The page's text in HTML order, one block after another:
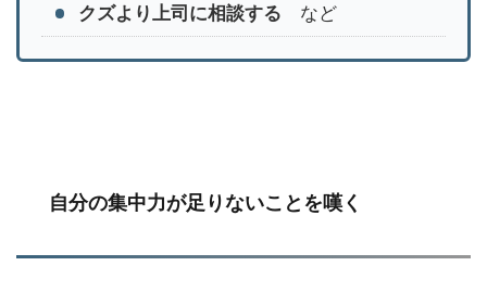
クズより上司に相談する など
自分の集中力が足りないことを嘆く